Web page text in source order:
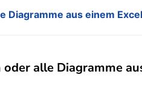
Diagramme aus einem
alle Diagramme